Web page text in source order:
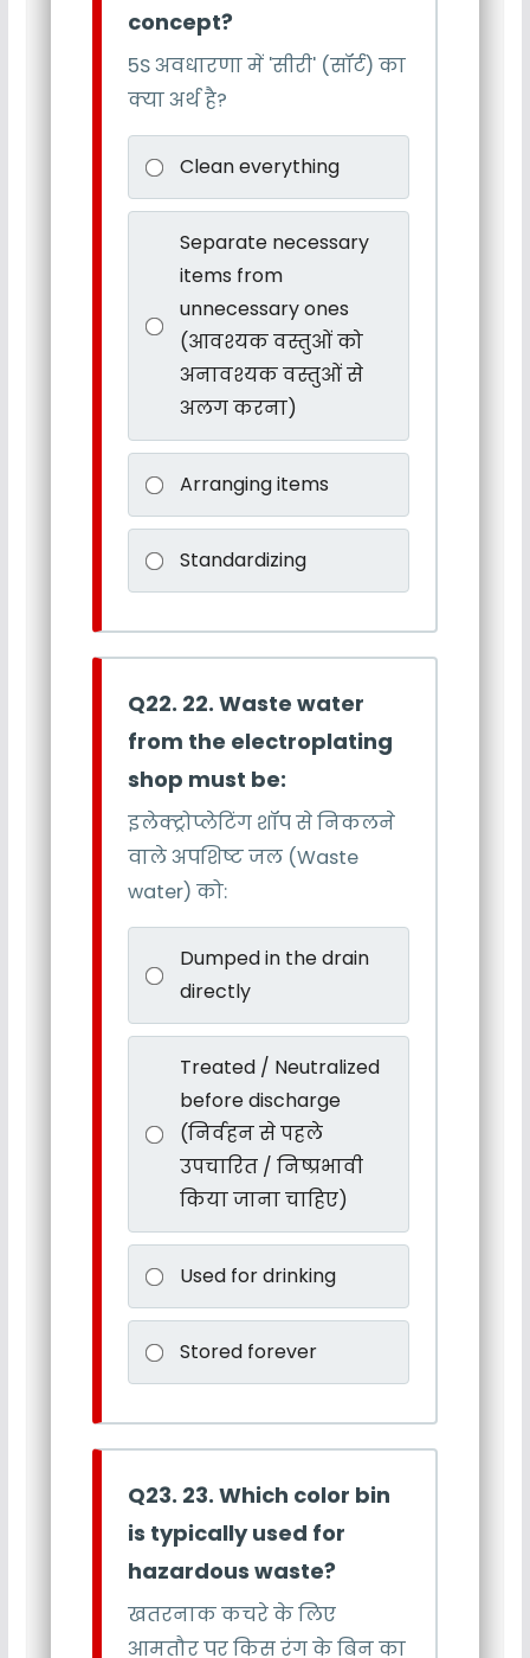
concept?
5S अवधारणा में 'सीरी' (सॉर्ट) का
क्या अर्थ है?
Clean everything
Separate necessary
items from
unnecessary ones
(आवश्यक वस्तुओं को
अनावश्यक वस्तुओं से
अलग करना)
Arranging items
Standardizing
Q22. 22. Waste water
from the electroplating
shop must be:
इलेक्ट्रोप्लेटिंग शॉप से निकलने
वाले अपशिष्ट जल (Waste
water) को:
Dumped in the drain
directly
Treated / Neutralized
before discharge
(निर्वहन से पहले
उपचारित / निष्प्रभावी
किया जाना चाहिए)
Used for drinking
Stored forever
Q23. 23. Which color bin
is typically used for
hazardous waste?
खतरनाक कचरे के लिए
आमतौर पर किस रंग के बिन का